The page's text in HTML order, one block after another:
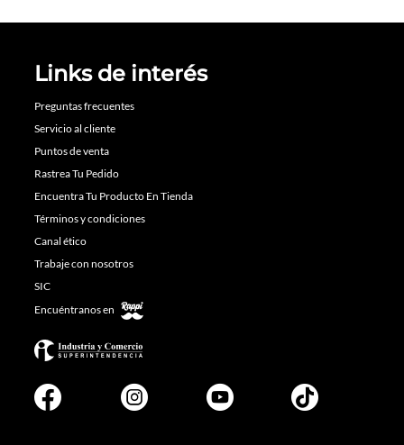
Links de interés
Preguntas frecuentes
Servicio al cliente
Puntos de venta
Rastrea Tu Pedido
Encuentra Tu Producto En Tienda
Términos y condiciones
Canal ético
Trabaje con nosotros
SIC
Encuéntranos en